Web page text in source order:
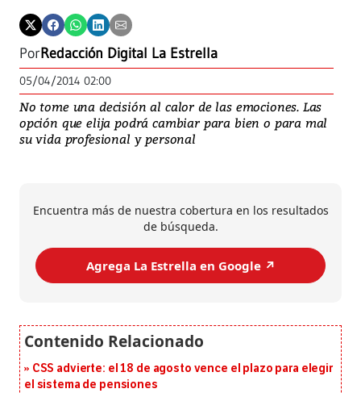
PorRedacción Digital La Estrella
05/04/2014 02:00
No tome una decisión al calor de las emociones. Las
opción que elija podrá cambiar para bien o para mal
su vida profesional y personal
Encuentra más de nuestra cobertura en los resultados
de búsqueda.
Agrega La Estrella en Google ↗️
CSS advierte: el 18 de agosto vence el plazo para elegir
el sistema de pensiones